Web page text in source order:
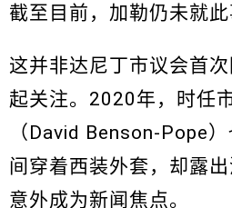
截至目前，加勒仍未就此
这并非达尼丁市议会首次
起关注。2020年，时任
（David Benson-Pope
间穿着西装外套，却露出
意外成为新闻焦点。